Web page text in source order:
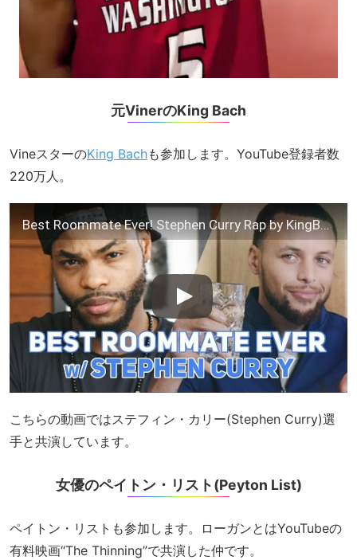
元VinerのKing Bach
VineスターのKing Bachも参加します。YouTube登録者数
220万人。
Best Roommate Ever! Stephen Curry Rap by KingBach (Music Video)
こちらの動画ではステフィン・カリー(Stephen Curry)選
手と共演しています。
女優のペイトン・リスト(Peyton List)
ペイトン・リストも参加します。ローガンとはYouTubeの
有料映画“The Thinning”で共演した仲です。